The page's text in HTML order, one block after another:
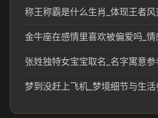
称王称霸是什么生肖_体现王者
金牛座在感情里喜欢被偏爱吗_
张姓独特女宝宝取名_名字寓意参
梦到没赶上飞机_梦境细节与生活